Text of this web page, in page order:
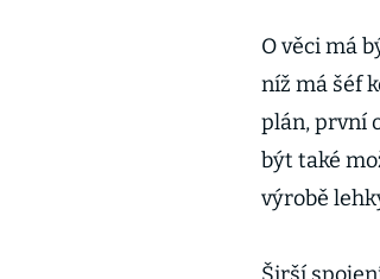
O věci má
níž má šéf
plán, první
být také
výrobě